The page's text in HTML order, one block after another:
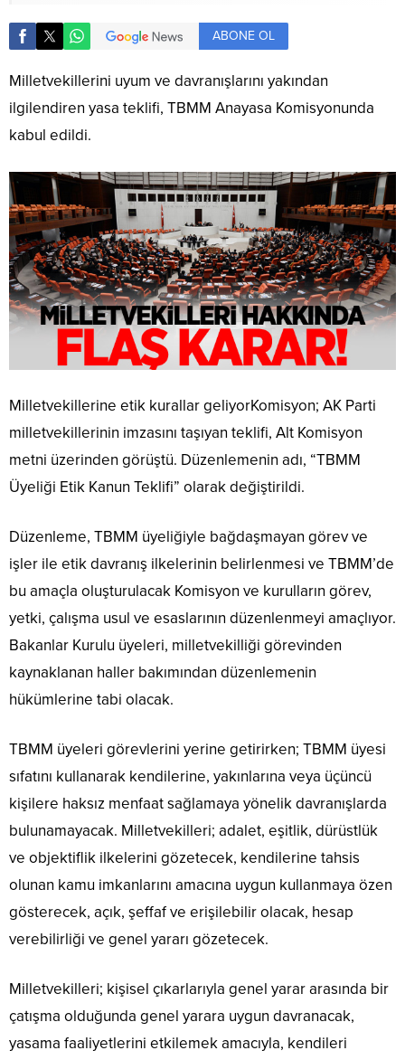
ABONE OL
Milletvekillerini uyum ve davranışlarını yakından
ilgilendiren yasa teklifi, TBMM Anayasa Komisyonunda
kabul edildi.
Milletvekillerine etik kurallar geliyorKomisyon; AK Parti
milletvekillerinin imzasını taşıyan teklifi, Alt Komisyon
metni üzerinden görüştü. Düzenlemenin adı, “TBMM
Üyeliği Etik Kanun Teklifi” olarak değiştirildi.
Düzenleme, TBMM üyeliğiyle bağdaşmayan görev ve
işler ile etik davranış ilkelerinin belirlenmesi ve TBMM’de
bu amaçla oluşturulacak Komisyon ve kurulların görev,
yetki, çalışma usul ve esaslarının düzenlenmeyi amaçlıyor.
Bakanlar Kurulu üyeleri, milletvekilliği görevinden
kaynaklanan haller bakımından düzenlemenin
hükümlerine tabi olacak.
TBMM üyeleri görevlerini yerine getirirken; TBMM üyesi
sıfatını kullanarak kendilerine, yakınlarına veya üçüncü
kişilere haksız menfaat sağlamaya yönelik davranışlarda
bulunamayacak. Milletvekilleri; adalet, eşitlik, dürüstlük
ve objektiflik ilkelerini gözetecek, kendilerine tahsis
olunan kamu imkanlarını amacına uygun kullanmaya özen
gösterecek, açık, şeffaf ve erişilebilir olacak, hesap
verebilirliği ve genel yararı gözetecek.
Milletvekilleri; kişisel çıkarlarıyla genel yarar arasında bir
çatışma olduğunda genel yarara uygun davranacak,
yasama faaliyetlerini etkilemek amacıyla, kendileri